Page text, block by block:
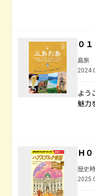
０
島旅
よう
魅力
Ｈ
歴史